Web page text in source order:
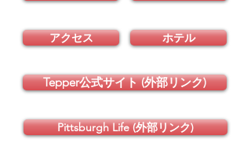
アクセス ホテル
Tepper公式サイト (外部リンク)
Pittsburgh Life (外部リンク)